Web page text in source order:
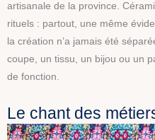
artisanale de la province.
rituels : partout, une même
la création n’a jamais été
coupe, un tissu, un bijou ou un
de fonction.
Le chant des